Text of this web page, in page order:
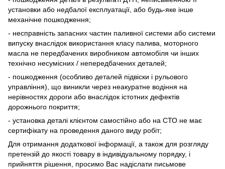
установки або недбалої експлуатації, або будь-яке інше
механічне пошкодження;
- несправність запасних частин паливної системи або системи
випуску внаслідок використання класу палива, моторного
масла не передбачених виробником автомобіля чи інших
технічно несумісних / непередбачених деталей;
- пошкодження (особливо деталей підвіски і рульового
управління), що виникли через неакуратне водіння на
нерівностях дороги або внаслідок істотних дефектів
дорожнього покриття;
- установка деталі клієнтом самостійно або на СТО не має
сертифікату на проведення даного виду робіт;
Для отримання додаткової інформації, а також для розгляду
претензій до якості товару в індивідуальному порядку, і
прийняття рішення, просимо Вас надіслати письмове